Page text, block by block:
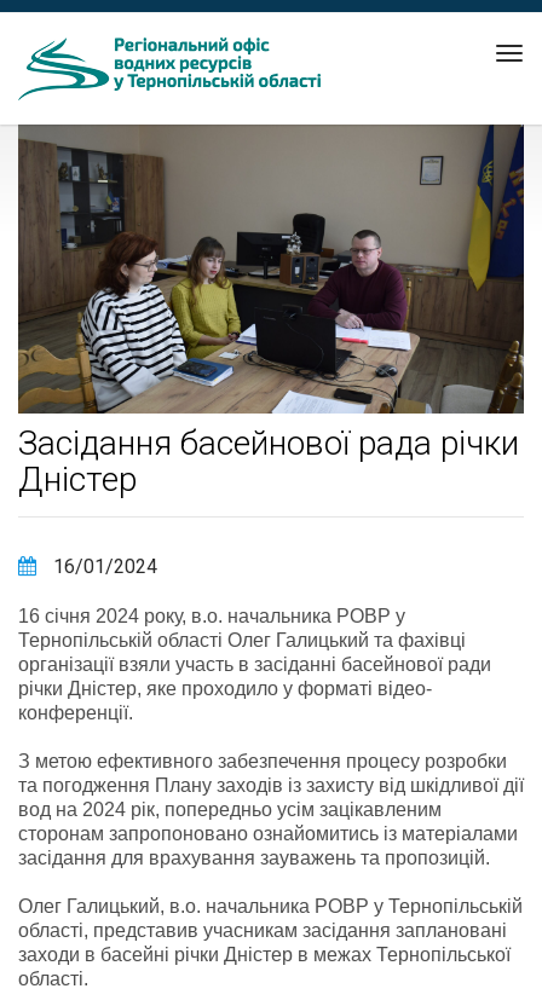
Засідання басейнової рада річки
Дністер
16/01/2024
16 січня 2024 року, в.о. начальника РОВР у
Тернопільській області Олег Галицький та фахівці
організації взяли участь в засіданні басейнової ради
річки Дністер, яке проходило у форматі відео-
конференції.
З метою ефективного забезпечення процесу розробки
та погодження Плану заходів із захисту від шкідливої дії
вод на 2024 рік, попередньо усім зацікавленим
сторонам запропоновано ознайомитись із матеріалами
засідання для врахування зауважень та пропозицій.
Олег Галицький, в.о. начальника РОВР у Тернопільській
області, представив учасникам засідання заплановані
заходи в басейні річки Дністер в межах Тернопільської
області.